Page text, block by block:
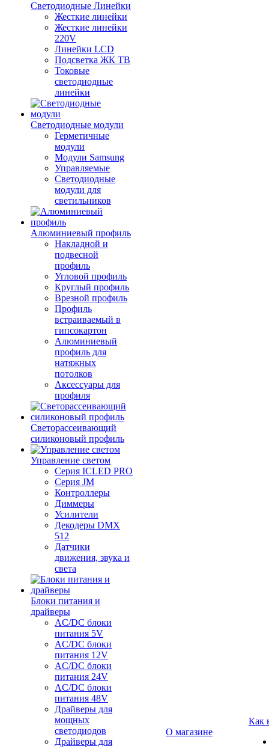
Светодиодные Линейки
Жесткие линейки
Жесткие линейки
220V
Линейки LCD
Подсветка ЖК ТВ
Токовые
светодиодные
линейки
Светодиодные модули
Герметичные
модули
Модули Samsung
Управляемые
Светодиодные
модули для
светильников
Алюминиевый профиль
Накладной и
подвесной
профиль
Угловой профиль
Круглый профиль
Врезной профиль
Профиль
встраиваемый в
гипсокартон
Алюминиевый
профиль для
натяжных
потолков
Аксессуары для
профиля
Светорассеивающий
силиконовый профиль
Управление светом
Серия ICLED PRO
Серия JM
Контроллеры
Диммеры
Усилители
Декодеры DMX
512
Датчики
движения, звука и
света
Блоки питания и
драйверы
AC/DC блоки
питания 5V
AC/DC блоки
питания 12V
AC/DC блоки
питания 24V
AC/DC блоки
питания 48V
Драйверы для
мощных
светодиодов
Драйверы для
О магазине
Как